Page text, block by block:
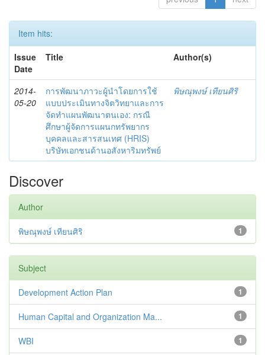
Item hits:
Issue
Date
Title Author(s)
2014-
05-20
การพัฒนาภาวะผู้นำโดยการใช้
แบบประเมินทางจิตวิทยาและการ
จัดทำแผนพัฒนาตนเอง: กรณี
ศึกษาผู้จัดการแผนกทรัพยากร
บุคคลและสารสนเทศ (HRIS)
บริษัทเอกชนด้านอสังหาริมทรัพย์
พิษณุพงษ์ เทียนศิริ
Discover
Author
1
พิษณุพงษ์ เทียนศิริ
Subject
1
Development Action Plan
1
Human Capital and Organization Ma...
1
WBI